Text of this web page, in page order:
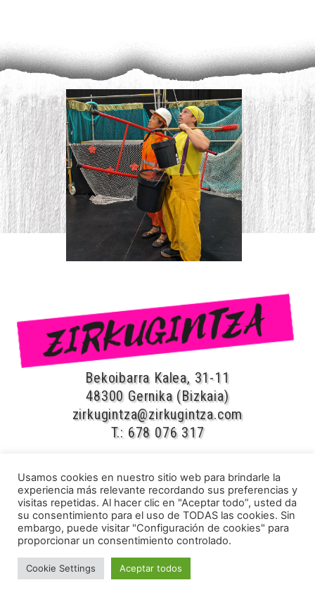
Bekoibarra Kalea, 31-11
48300 Gernika (Bizkaia)
zirkugintza@zirkugintza.com
T.: 678 076 317
CIRCO y TEATRO
Espectáculos
Cuentacuentos
Talleres de Circo
Circo en familia
Usamos cookies en nuestro sitio web para brindarle la
experiencia más relevante recordando sus preferencias y
visitas repetidas. Al hacer clic en "Aceptar todo”, usted da
su consentimiento para el uso de TODAS las cookies. Sin
embargo, puede visitar "Configuración de cookies" para
proporcionar un consentimiento controlado.
Cookie Settings Aceptar todos